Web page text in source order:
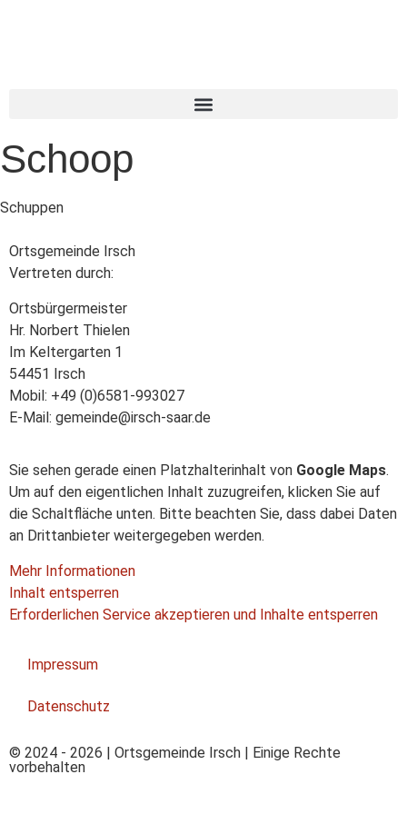
Schoop
Schuppen
Ortsgemeinde Irsch
Vertreten durch:
Ortsbürgermeister
Hr. Norbert Thielen
Im Keltergarten 1
54451 Irsch
Mobil: +49 (0)6581-993027
E-Mail: gemeinde@irsch-saar.de
Sie sehen gerade einen Platzhalterinhalt von Google Maps.
Um auf den eigentlichen Inhalt zuzugreifen, klicken Sie auf
die Schaltfläche unten. Bitte beachten Sie, dass dabei Daten
an Drittanbieter weitergegeben werden.
Mehr Informationen
Inhalt entsperren
Erforderlichen Service akzeptieren und Inhalte entsperren
Impressum
Datenschutz
© 2024 - 2026 | Ortsgemeinde Irsch | Einige Rechte
vorbehalten